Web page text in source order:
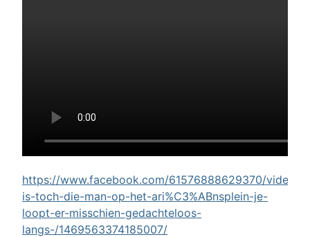
https://www.facebook.com/61576888629370/videos/
is-toch-die-man-op-het-ari%C3%ABnsplein-je-
loopt-er-misschien-gedachteloos-
langs-/1469563374185007/